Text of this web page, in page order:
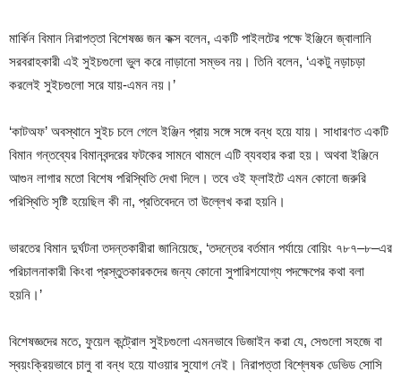
মার্কিন বিমান নিরাপত্তা বিশেষজ্ঞ জন কক্স বলেন, একটি পাইলটের পক্ষে ইঞ্জিনে জ্বালানি
সরবরাহকারী এই সুইচগুলো ভুল করে নাড়ানো সম্ভব নয়। তিনি বলেন, ‘একটু নড়াচড়া
করলেই সুইচগুলো সরে যায়-এমন নয়।’
‘কাটঅফ’ অবস্থানে সুইচ চলে গেলে ইঞ্জিন প্রায় সঙ্গে সঙ্গে বন্ধ হয়ে যায়। সাধারণত একটি
বিমান গন্তব্যের বিমানবন্দরের ফটকের সামনে থামলে এটি ব্যবহার করা হয়। অথবা ইঞ্জিনে
আগুন লাগার মতো বিশেষ পরিস্থিতি দেখা দিলে। তবে ওই ফ্লাইটে এমন কোনো জরুরি
পরিস্থিতি সৃষ্টি হয়েছিল কী না, প্রতিবেদনে তা উল্লেখ করা হয়নি।
ভারতের বিমান দুর্ঘটনা তদন্তকারীরা জানিয়েছে, ‘তদন্তের বর্তমান পর্যায়ে বোয়িং ৭৮৭–৮–এর
পরিচালনাকারী কিংবা প্রস্তুতকারকদের জন্য কোনো সুপারিশযোগ্য পদক্ষেপের কথা বলা
হয়নি।’
বিশেষজ্ঞদের মতে, ফুয়েল কন্ট্রোল সুইচগুলো এমনভাবে ডিজাইন করা যে, সেগুলো সহজে বা
স্বয়ংক্রিয়ভাবে চালু বা বন্ধ হয়ে যাওয়ার সুযোগ নেই। নিরাপত্তা বিশ্লেষক ডেভিড সোসি